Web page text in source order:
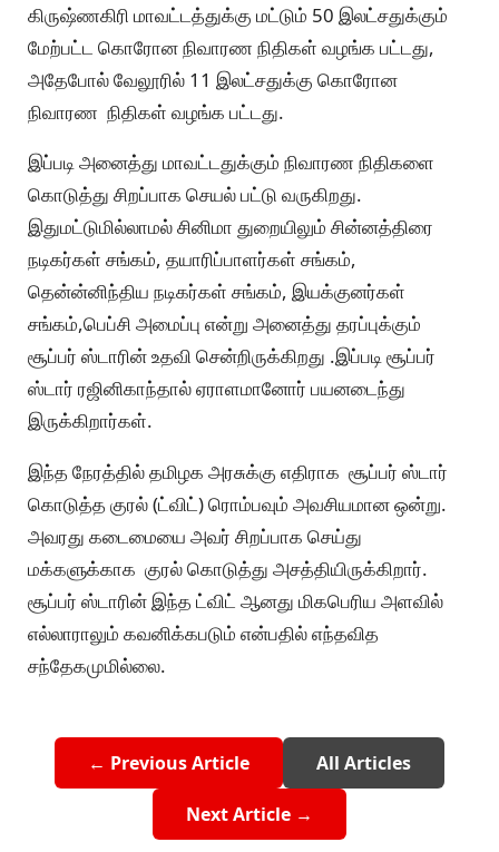
கிருஷ்ணகிரி மாவட்டத்துக்கு மட்டும் 50 இலட்சதுக்கும்
மேற்பட்ட கொரோன நிவாரண நிதிகள் வழங்க பட்டது,
அதேபோல் வேலூரில் 11 இலட்சதுக்கு கொரோன
நிவாரண நிதிகள் வழங்க பட்டது.
இப்படி அனைத்து மாவட்டதுக்கும் நிவாரண நிதிகளை
கொடுத்து சிறப்பாக செயல் பட்டு வருகிறது.
இதுமட்டுமில்லாமல் சினிமா துறையிலும் சின்னத்திரை
நடிகர்கள் சங்கம், தயாரிப்பாளர்கள் சங்கம்,
தென்ன்னிந்திய நடிகர்கள் சங்கம், இயக்குனர்கள்
சங்கம்,பெப்சி அமைப்பு என்று அனைத்து தரப்புக்கும்
சூப்பர் ஸ்டாரின் உதவி சென்றிருக்கிறது .இப்படி சூப்பர்
ஸ்டார் ரஜினிகாந்தால் ஏராளமானோர் பயனடைந்து
இருக்கிறார்கள்.
இந்த நேரத்தில் தமிழக அரசுக்கு எதிராக சூப்பர் ஸ்டார்
கொடுத்த குரல் (ட்விட்) ரொம்பவும் அவசியமான ஒன்று.
அவரது கடைமையை அவர் சிறப்பாக செய்து
மக்களுக்காக குரல் கொடுத்து அசத்தியிருக்கிறார்.
சூப்பர் ஸ்டாரின் இந்த ட்விட் ஆனது மிகபெரிய அளவில்
எல்லாராலும் கவனிக்கபடும் என்பதில் எந்தவித
சந்தேகமுமில்லை.
← Previous Article All Articles
Next Article →